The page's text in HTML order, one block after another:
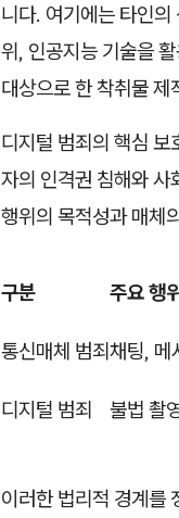
니다. 여기에는 타인
위, 인공지능 기술을
대상으로 한 착취물 제
디지털 범죄의 핵심 보
자의 인격권 침해와
행위의 목적성과 매체
구분 주요 행
통신매체 범죄채팅, 메
디지털 범죄 불법 촬
이러한 법리적 경계를